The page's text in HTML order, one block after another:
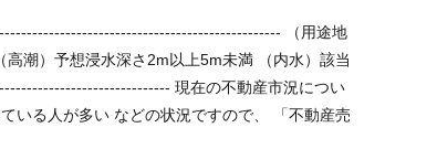
潮）予想浸水深さ2m以上5m未満 （内水）該当